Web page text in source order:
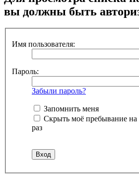
вы должны быть
Имя пользователя:
Пароль:
Забыли пароль?
Запомнить меня
Скрыть моё пребывание на
раз